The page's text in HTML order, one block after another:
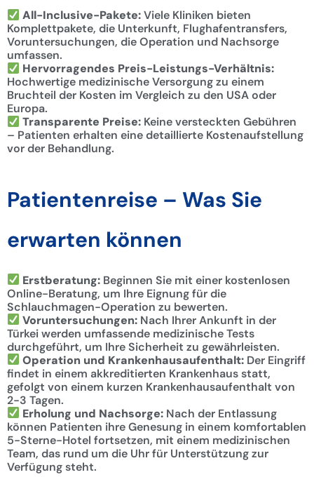
All-Inclusive-Pakete:Viele Kliniken bieten
Komplettpakete, die Unterkunft, Flughafentransfers,
Voruntersuchungen, die Operation und Nachsorge
umfassen.
Hervorragendes Preis-Leistungs-Verhältnis:
Hochwertige medizinische Versorgung zu einem
Bruchteil der Kosten im Vergleich zu den USA oder
Europa.
Transparente Preise: Keine versteckten Gebühren
– Patienten erhalten eine detaillierte Kostenaufstellung
vor der Behandlung.
Patientenreise – Was Sie
erwarten können
Erstberatung: Beginnen Sie mit einer kostenlosen
Online-Beratung, um Ihre Eignung für die
Schlauchmagen-Operation zu bewerten.
Voruntersuchungen: Nach Ihrer Ankunft in der
Türkei werden umfassende medizinische Tests
durchgeführt, um Ihre Sicherheit zu gewährleisten.
Operation und Krankenhausaufenthalt: Der Eingriff
findet in einem akkreditierten Krankenhaus statt,
gefolgt von einem kurzen Krankenhausaufenthalt von
2-3 Tagen.
Erholung und Nachsorge: Nach der Entlassung
können Patienten ihre Genesung in einem komfortablen
5-Sterne-Hotel fortsetzen, mit einem medizinischen
Team, das rund um die Uhr für Unterstützung zur
Verfügung steht.